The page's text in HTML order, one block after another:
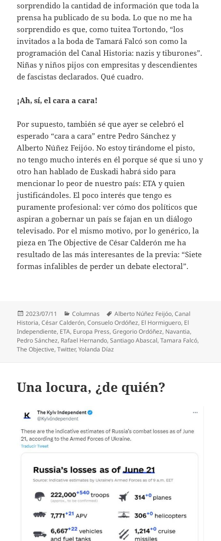
sorprendido la cantidad de información que toda la
prensa ha publicado de su boda. Lo que no me ha
sorprendido es que, como tuitea Tortondo, “los
invitados a la boda de Tamará Falcó son como la
programación del Canal Historia: nazis y tiburones”.
Niñas y niños pijos con empresitas y descendientes
de fascistas declarados. Qué cuadro.
¡Ah, sí, el cara a cara!
Por supuesto, también sé que ayer se celebró el
esperado “cara a cara” entre Pedro Sánchez y
Alberto Núñez Feijóo. No estoy tirándome el pisto,
no tengo mucho interés en él porque sé que si uno y
otro han hablado de Euskadi habrá sido para
mencionar lo peor de nuestro país: ETA y quien
justificándoles. El poco interés que tengo es
puramente profesional: ver cómo dos políticos que
aspiran a gobernar un país se fajan en un diálogo
televisado. Por el mismo motivo, por lo genérico, la
pieza en The Objective de César Calderón me ha
resultado de las más interesantes de la previa: “Siete
formas infalibles de perder un debate electoral”.
Publicado
el
2023/07/11 Categorías
Columnas Etiquetas
Alberto Núñez Feijóo,Canal
Historia,César Calderón,Consuelo Ordóñez, El Hormiguero, El
Independiente, ETA, Europa Press,Gregorio Ordóñez, Navantia,
Pedro Sánchez, Rafael Hernando,Santiago Abascal,Tamara Falcó,
The Objective,Twitter,Yolanda Díaz
Una locura, ¿de quién?